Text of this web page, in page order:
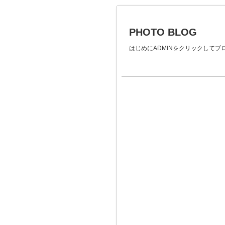
PHOTO BLOG
はじめにADMINをクリックしてブ